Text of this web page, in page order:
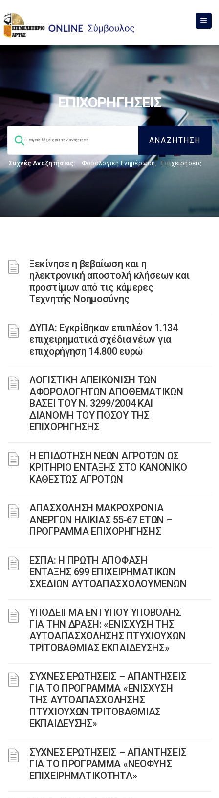
ΕΠΙΧΟΡΗΓΗΣΕΙΣ
Συχνές Αναζητήσεις: Φορολογικη Ενημέρωση, Επιχειρήσεις
Ξεκίνησε η βεβαίωση και η
ηλεκτρονική αποστολή κλήσεων και
προστίμων από τις κάμερες
Τεχνητής Νοημοσύνης
ΔΥΠΑ: Εγκρίθηκαν επιπλέον 1.134
επιχειρηματικά σχέδια νέων για
επιχορήγηση 14.800 ευρώ
ΛΟΓΙΣΤΙΚΗ ΑΠΕΙΚΟΝΙΣΗ ΤΩΝ
ΑΦΟΡΟΛΟΓΗΤΩΝ ΑΠΟΘΕΜΑΤΙΚΩΝ
ΒΑΣΕΙ ΤΟΥ N. 3299/2004 ΚΑΙ
ΔΙΑΝΟΜΗ ΤΟΥ ΠΟΣΟΥ ΤΗΣ
ΕΠΙΧΟΡΗΓΗΣΗΣ
Η ΕΠΙΔΟΤΗΣΗ ΝΕΩΝ ΑΓΡΟΤΩΝ ΩΣ
ΚΡΙΤΗΡΙΟ ΕΝΤΑΞΗΣ ΣΤΟ ΚΑΝΟΝΙΚΟ
ΚΑΘΕΣΤΩΣ ΑΓΡΟΤΩΝ
ΑΠΑΣΧΟΛΗΣΗ ΜΑΚΡΟΧΡΟΝΙΑ
ΑΝΕΡΓΩΝ ΗΛΙΚΙΑΣ 55-67 ΕΤΩΝ –
ΠΡΟΓΡΑΜΜΑ ΕΠΙΧΟΡΗΓΗΣΗΣ
ΕΣΠΑ: Η ΠΡΩΤΗ ΑΠΟΦΑΣΗ
ΕΝΤΑΞΗΣ 699 ΕΠΙΧΕΙΡΗΜΑΤΙΚΩΝ
ΣΧΕΔΙΩΝ ΑΥΤΟΑΠΑΣΧΟΛΟΥΜΕΝΩΝ
ΥΠΟΔΕΙΓΜΑ ΕΝΤΥΠΟΥ ΥΠΟΒΟΛΗΣ
ΓΙΑ ΤΗΝ ΔΡΑΣΗ: «ΕΝΙΣΧΥΣΗ ΤΗΣ
ΑΥΤΟΑΠΑΣΧΟΛΗΣΗΣ ΠΤΥΧΙΟΥΧΩΝ
ΤΡΙΤΟΒΑΘΜΙΑΣ ΕΚΠΑΙΔΕΥΣΗΣ»
ΣΥΧΝΕΣ ΕΡΩΤΗΣΕΙΣ – ΑΠΑΝΤΗΣΕΙΣ
ΓΙΑ ΤΟ ΠΡΟΓΡΑΜΜΑ «ΕΝΙΣΧΥΣΗ
ΤΗΣ ΑΥΤΟΑΠΑΣΧΟΛΗΣΗΣ
ΠΤΥΧΙΟΥΧΩΝ ΤΡΙΤΟΒΑΘΜΙΑΣ
ΕΚΠΑΙΔΕΥΣΗΣ»
ΣΥΧΝΕΣ ΕΡΩΤΗΣΕΙΣ – ΑΠΑΝΤΗΣΕΙΣ
ΓΙΑ ΤΟ ΠΡΟΓΡΑΜΜΑ «ΝΕΟΦΥΗΣ
ΕΠΙΧΕΙΡΗΜΑΤΙΚΟΤΗΤΑ»